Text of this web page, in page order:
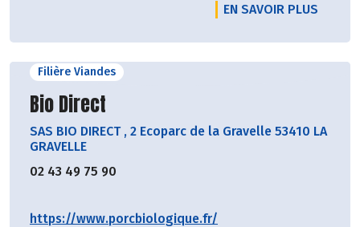
EN SAVOIR PLUS
Filière Viandes
Découvrir le producteur
Bio Direct
SAS BIO DIRECT , 2 Ecoparc de la Gravelle 53410 LA
GRAVELLE
02 43 49 75 90
https://www.porcbiologique.fr/